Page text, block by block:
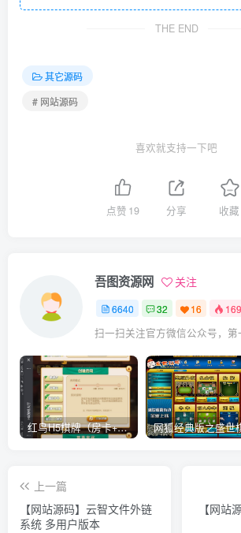
THE END
其它源码
# 网站源码
喜欢就支持一下吧
点赞 19 分享 收藏
吾图资源网 关注
6640 32 16
红鸟H5棋牌（房卡+金币）全套双模式游戏源码
上一篇
【网站源码】云智文件外链
系统 多用户版本
【网站